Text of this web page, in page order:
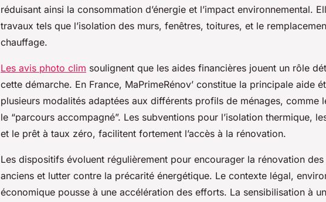
réduisant ainsi la consommation d’énergie et l’impact environnemental.
travaux tels que l’isolation des murs, fenêtres, toitures, et le
chauffage.
Les avis photo clim soulignent que les aides financières jouent un rôle
cette démarche. En France, MaPrimeRénov’ constitue la principale aide
plusieurs modalités adaptées aux différents profils de ménages, comme
le “parcours accompagné”. Les subventions pour l’isolation thermique,
et le prêt à taux zéro, facilitent fortement l’accès à la rénovation.
Les dispositifs évoluent régulièrement pour encourager la rénovation
anciens et lutter contre la précarité énergétique. Le contexte légal,
économique pousse à une accélération des efforts. La sensibilisation à